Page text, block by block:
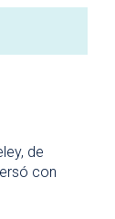
de
con